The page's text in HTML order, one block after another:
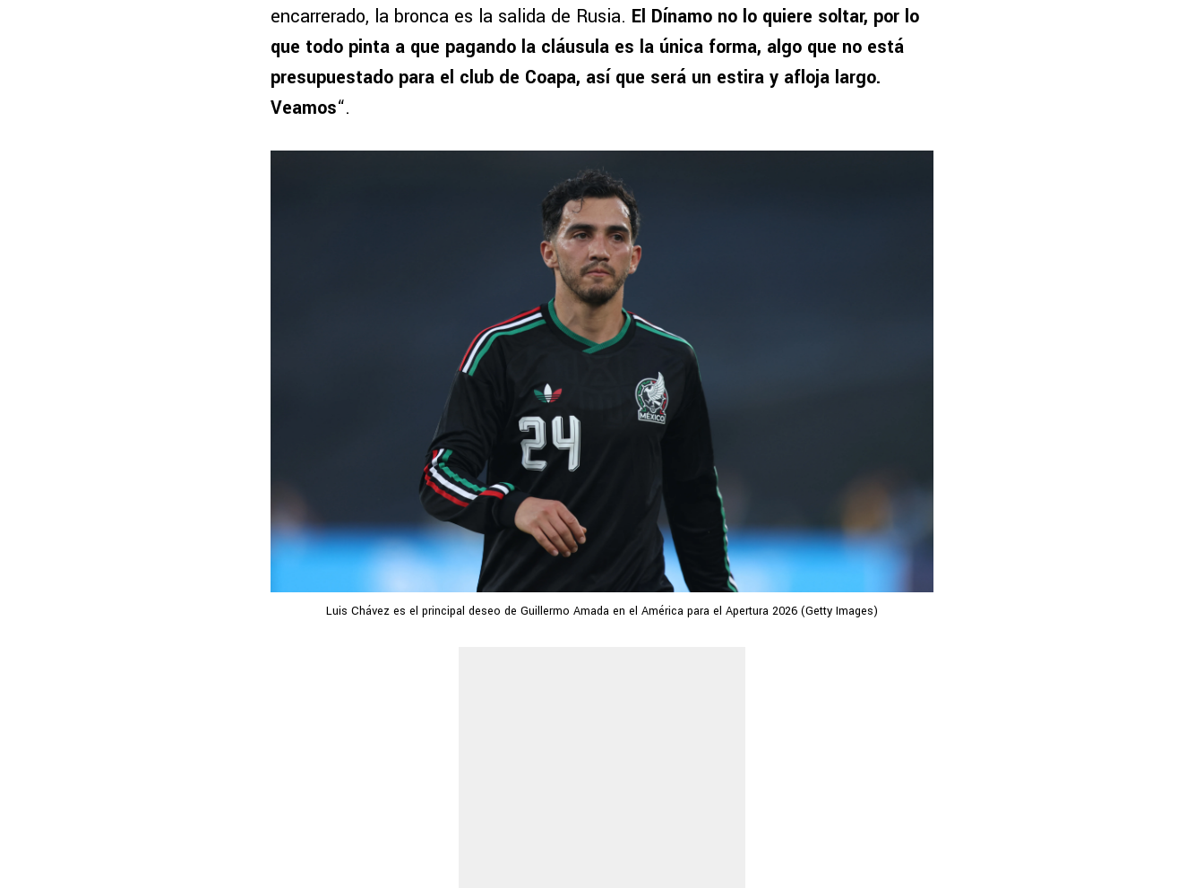
encarrerado, la bronca es la salida de Rusia. El Dínamo no lo quiere soltar, por lo
que todo pinta a que pagando la cláusula es la única forma, algo que no está
presupuestado para el club de Coapa, así que será un estira y afloja largo.
Veamos“.
Luis Chávez es el principal deseo de Guillermo Amada en el América para el Apertura 2026 (Getty Images)